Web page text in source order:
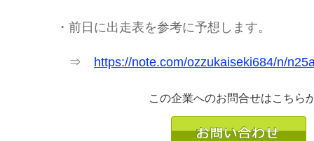
・前日に出走表を参考に予想します。
⇒ https://note.com/ozzukaiseki684/n/
この企業へのお問合せはこちら